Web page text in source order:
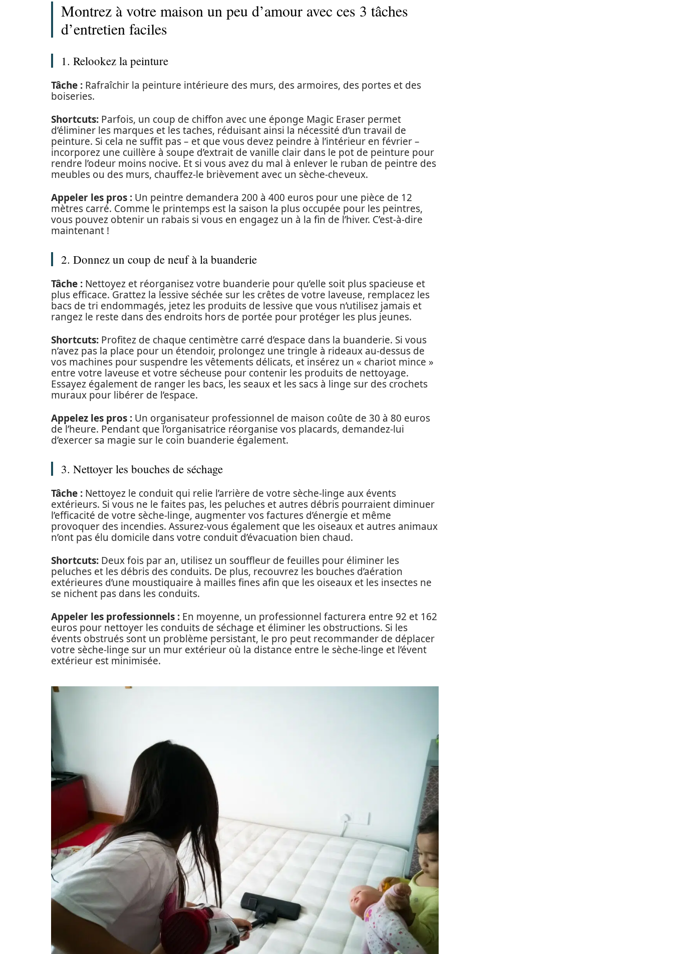
Montrez à votre maison un peu d’amour avec ces 3 tâches
d’entretien faciles
1. Relookez la peinture
Tâche : Rafraîchir la peinture intérieure des murs, des armoires, des portes et des
boiseries.
Shortcuts: Parfois, un coup de chiffon avec une éponge Magic Eraser permet
d’éliminer les marques et les taches, réduisant ainsi la nécessité d’un travail de
peinture. Si cela ne suffit pas – et que vous devez peindre à l’intérieur en février –
incorporez une cuillère à soupe d’extrait de vanille clair dans le pot de peinture pour
rendre l’odeur moins nocive. Et si vous avez du mal à enlever le ruban de peintre des
meubles ou des murs, chauffez-le brièvement avec un sèche-cheveux.
Appeler les pros : Un peintre demandera 200 à 400 euros pour une pièce de 12
mètres carré. Comme le printemps est la saison la plus occupée pour les peintres,
vous pouvez obtenir un rabais si vous en engagez un à la fin de l’hiver. C’est-à-dire
maintenant !
2. Donnez un coup de neuf à la buanderie
Tâche : Nettoyez et réorganisez votre buanderie pour qu’elle soit plus spacieuse et
plus efficace. Grattez la lessive séchée sur les crêtes de votre laveuse, remplacez les
bacs de tri endommagés, jetez les produits de lessive que vous n’utilisez jamais et
rangez le reste dans des endroits hors de portée pour protéger les plus jeunes.
Shortcuts: Profitez de chaque centimètre carré d’espace dans la buanderie. Si vous
n’avez pas la place pour un étendoir, prolongez une tringle à rideaux au-dessus de
vos machines pour suspendre les vêtements délicats, et insérez un « chariot mince »
entre votre laveuse et votre sécheuse pour contenir les produits de nettoyage.
Essayez également de ranger les bacs, les seaux et les sacs à linge sur des crochets
muraux pour libérer de l’espace.
Appelez les pros : Un organisateur professionnel de maison coûte de 30 à 80 euros
de l’heure. Pendant que l’organisatrice réorganise vos placards, demandez-lui
d’exercer sa magie sur le coin buanderie également.
3. Nettoyer les bouches de séchage
Tâche : Nettoyez le conduit qui relie l’arrière de votre sèche-linge aux évents
extérieurs. Si vous ne le faites pas, les peluches et autres débris pourraient diminuer
l’efficacité de votre sèche-linge, augmenter vos factures d’énergie et même
provoquer des incendies. Assurez-vous également que les oiseaux et autres animaux
n’ont pas élu domicile dans votre conduit d’évacuation bien chaud.
Shortcuts: Deux fois par an, utilisez un souffleur de feuilles pour éliminer les
peluches et les débris des conduits. De plus, recouvrez les bouches d’aération
extérieures d’une moustiquaire à mailles fines afin que les oiseaux et les insectes ne
se nichent pas dans les conduits.
Appeler les professionnels : En moyenne, un professionnel facturera entre 92 et 162
euros pour nettoyer les conduits de séchage et éliminer les obstructions. Si les
évents obstrués sont un problème persistant, le pro peut recommander de déplacer
votre sèche-linge sur un mur extérieur où la distance entre le sèche-linge et l’évent
extérieur est minimisée.